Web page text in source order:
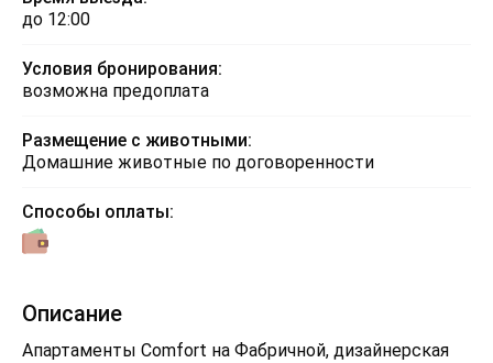
до 12:00
Условия бронирования:
возможна предоплата
Размещение с животными:
Домашние животные по договоренности
Способы оплаты:
Описание
Апартаменты Comfort на Фабричной, дизайнерская